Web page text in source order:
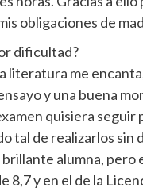
obligaciones de
dificultad?
literatura me
y una buena
quisiera
tal de realizarlos sin
alumna,
8,7 y en el de la